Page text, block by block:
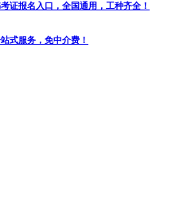
证报名入口，全国通用，工种齐全！
式服务，免中介费！